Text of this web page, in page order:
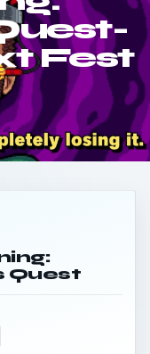
Fest
Quest